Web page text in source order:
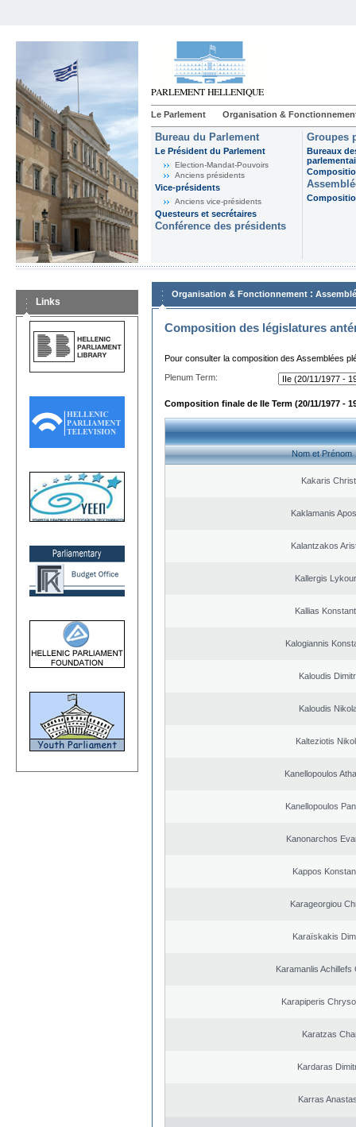
Le Parlement Organisation &
Bureau du Parlement
Le Président du Parlement
Election-Mandat-Pouvoirs
Anciens présidents
Vice-présidents
Anciens vice-présidents
Questeurs et secrétaires
Conférence des présidents
Groupes
Bureaux
Links
Organisation & Fonctionnement :
Composition des législatures
Pour consulter la composition des Assemblées
Plenum Term:
Composition finale de IIe Term (20/11/1977 -
Nom et Prénom
Kakaris
Kaklamanis
Kalantzakos
Kallergis
Kallias
Kalogiannis
Kaloudis
Kaloudis
Kalteziotis
Kanellopoulos
Kanellopoulos
Kanonarchos
Kappos
Karageorgiou
Karaïskakis
Karamanlis Achillefs
Karapiperis
Karatzas
Kardaras
Karras